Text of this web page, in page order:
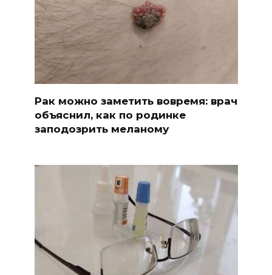
Рак можно заметить вовремя: врач
объяснил, как по родинке
заподозрить меланому